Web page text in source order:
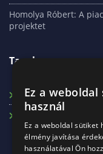
Homolya Róbert: A
projektet
Tagok
Máv-Rec Kft.
Ez a
használ
Ez a weboldal sütiket
élmény javítása
használatával Ön